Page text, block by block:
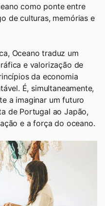
como ponte entre
de culturas, memórias e
Oceano traduz um
e valorização de
da economia
É, simultaneamente,
a imaginar um futuro
de Portugal ao Japão,
e a força do oceano.